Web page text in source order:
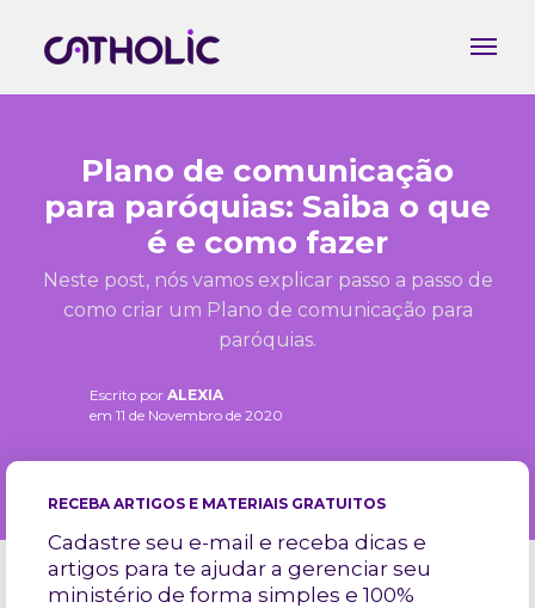
Plano de comunicação
para paróquias: Saiba o que
é e como fazer
Neste post, nós vamos explicar passo a passo de
como criar um Plano de comunicação para
paróquias.
Escrito por ALEXIA
em 11 de Novembro de 2020
RECEBA ARTIGOS E MATERIAIS GRATUITOS
Cadastre seu e-mail e receba dicas e
artigos para te ajudar a gerenciar seu
ministério de forma simples e 100%